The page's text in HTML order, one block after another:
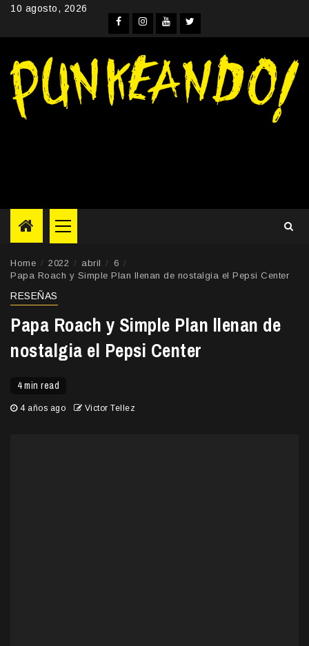
Skip10 agosto, 2026
Facebook
Instagram
YouTubeTwitter
Primary
Menu
Home 2022 abril
6
Papa Roach y Simple Plan llenan de nostalgia el Pepsi Center
RESEÑAS
Papa Roach y Simple Plan llenan de
nostalgia el Pepsi Center
4 min read
4 años ago Victor Tellez